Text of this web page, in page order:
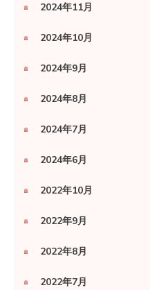
2024年11月
2024年10月
2024年9月
2024年8月
2024年7月
2024年6月
2022年10月
2022年9月
2022年8月
2022年7月